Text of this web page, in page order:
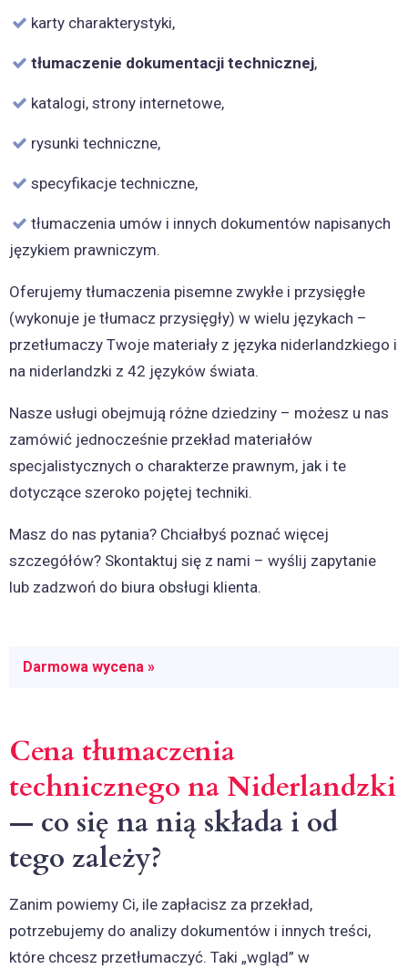
karty charakterystyki,
tłumaczenie dokumentacji technicznej,
katalogi, strony internetowe,
rysunki techniczne,
specyfikacje techniczne,
tłumaczenia umów i innych dokumentów napisanych
językiem prawniczym.
Oferujemy tłumaczenia pisemne zwykłe i przysięgłe
(wykonuje je tłumacz przysięgły) w wielu językach –
przetłumaczy Twoje materiały z języka niderlandzkiego i
na niderlandzki z 42 języków świata.
Nasze usługi obejmują różne dziedziny – możesz u nas
zamówić jednocześnie przekład materiałów
specjalistycznych o charakterze prawnym, jak i te
dotyczące szeroko pojętej techniki.
Masz do nas pytania? Chciałbyś poznać więcej
szczegółów? Skontaktuj się z nami – wyślij zapytanie
lub zadzwoń do biura obsługi klienta.
Darmowa wycena »
Cena tłumaczenia
technicznego na Niderlandzki
— co się na nią składa i od
tego zależy?
Zanim powiemy Ci, ile zapłacisz za przekład,
potrzebujemy do analizy dokumentów i innych treści,
które chcesz przetłumaczyć. Taki „wgląd” w